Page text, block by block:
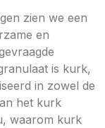
zien we een
en
is kurk,
in zowel de
het kurk
waarom kurk